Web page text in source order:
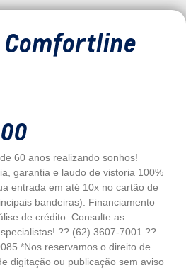
Comfortline
60 anos realizando sonhos!
garantia e laudo de vistoria 100%
entrada em até 10x no cartão de
bandeiras). Financiamento
de crédito. Consulte as
?? (62) 3607-7001 ??
*Nos reservamos o direito de
digitação ou publicação sem aviso